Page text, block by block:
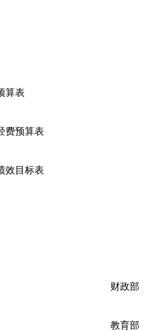
算表
费预算表
效目标表
财政部
教育部